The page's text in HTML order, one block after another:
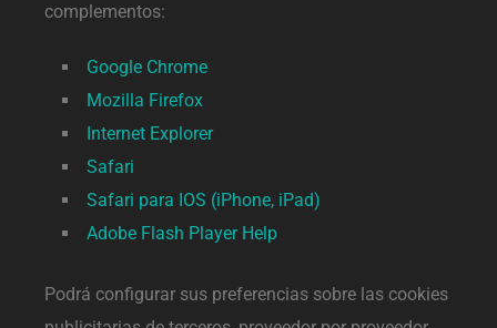
complementos:
Google Chrome
Mozilla Firefox
Internet Explorer
Safari
Safari para IOS (iPhone, iPad)
Adobe Flash Player Help
Podrá configurar sus preferencias sobre las cookies